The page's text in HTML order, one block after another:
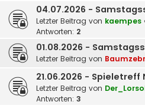
04.07.2026 -
Letzter Beitrag von kaempes
Antworten: 2
01.08.2026 -
Letzter Beitrag von
21.06.2026 - Spieletreff
Letzter Beitrag von
Antworten: 3